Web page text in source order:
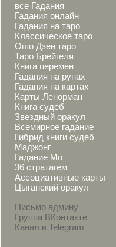
все Гадания
Гадания онлайн
Гадания на таро
Классическое таро
Ошо Дзен таро
Таро Брейгеля
Книга перемен
Гадания на рунах
Гадания на картах
Карты Ленорман
Книга судеб
Звездный оракул
Всемирное гадание
Гибрид книги судеб
Маджонг
Гадание Мо
36 стратагем
Ассоциативные карты
Цыганский оракул
Письмо админу
Группа ВКонтакте
Канал в Telegram